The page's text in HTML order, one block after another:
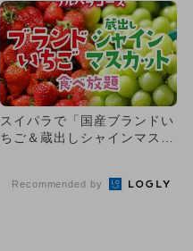
スイパラで「国産ブランドい
ちご＆蔵出しシャインマスカ
Recommended by